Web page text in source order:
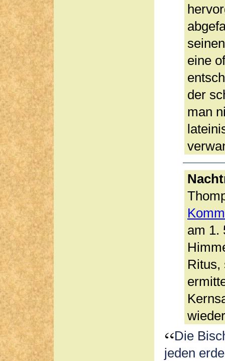
eine
der
man
am 1.
Ritus,
Die
jeden